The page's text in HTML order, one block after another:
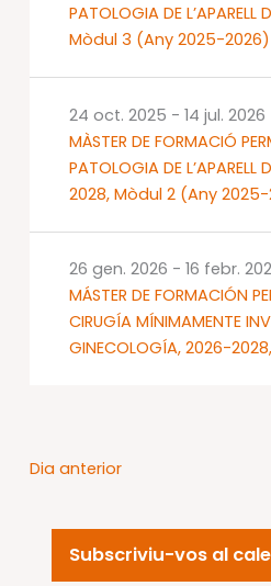
PATOLOGIA DE
Mòdul 3 (Any 2025-2026)
MÀSTER DE FORMACIÓ
PATOLOGIA DE L’APARELL
2028, Mòdul 2 (Any
24 oct. 2025 - 14 jul. 2026
MÁSTER DE FORMACIÓN
CIRUGÍA MÍNIMAMENTE
GINECOLOGÍA, 2026-
26 gen. 2026 - 16 febr.
Dia anterior
Subscriviu-vos al